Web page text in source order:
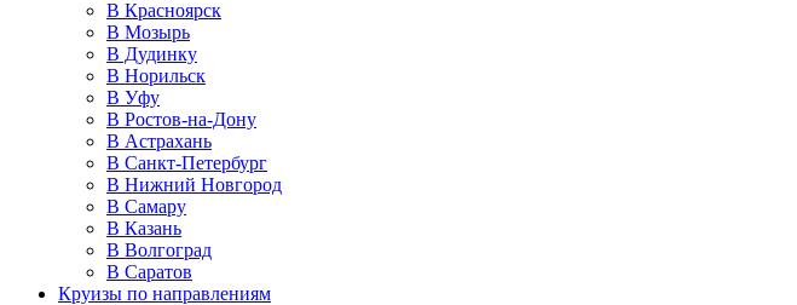
В Красноярск
В Мозырь
В Дудинку
В Норильск
В Уфу
В Ростов-на-Дону
В Астрахань
В Санкт-Петербург
В Нижний Новгород
В Самару
В Казань
В Волгоград
В Саратов
Круизы по направлениям